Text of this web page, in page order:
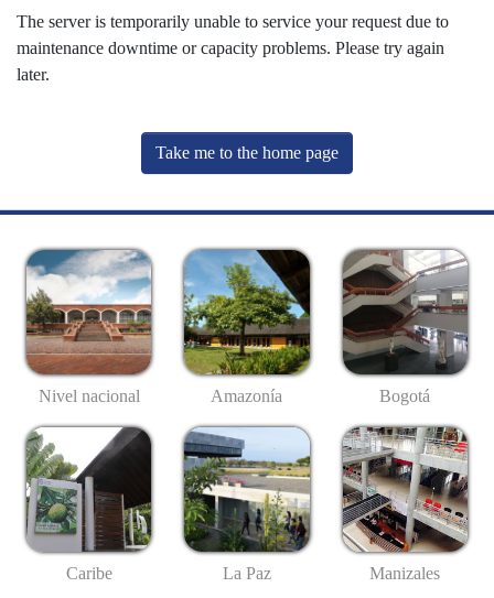
The server is temporarily unable to service your request due to
maintenance downtime or capacity problems. Please try again
later.
Take me to the home page
Nivel nacional Amazonía Bogotá
Caribe La Paz Manizales